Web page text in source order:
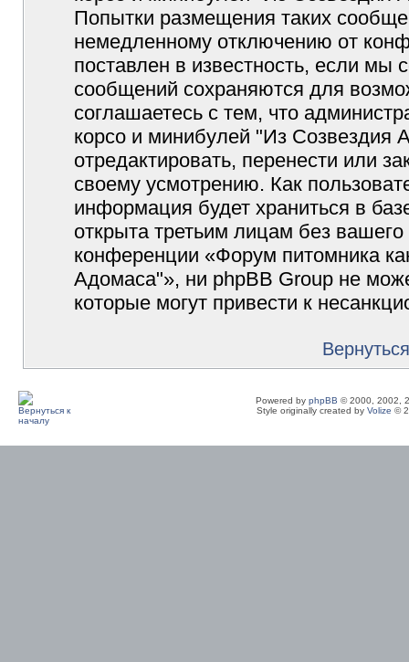
Попытки размещения таких
немедленному отключению от
поставлен в известность, если мы
сообщений сохраняются для
соглашаетесь с тем, что
корсо и минибулей "Из Созвездия
отредактировать, перенести или
своему усмотрению. Как
информация будет храниться в
открыта третьим лицам без
конференции «Форум питомника
Адомаса"», ни phpBB Group не
которые могут привести к
Powered by phpBB © 2000, 2002,
Style originally created by Volize ©